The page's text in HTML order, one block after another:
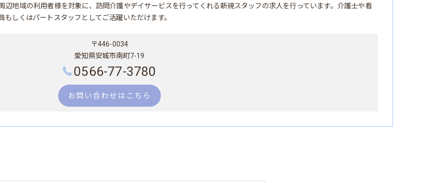
辺地域の利用者様を対象に、訪問介護やデイサービスを行ってくれる新規スタッフの求人を行っています。介護士や看
もしくはパートスタッフとしてご活躍いただけます。
〒446-0034
愛知県安城市南町7-19
0566-77-3780
お問い合わせはこちら